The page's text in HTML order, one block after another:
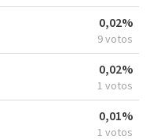
0,02%
9 votos
0,02%
1 votos
0,01%
1 votos